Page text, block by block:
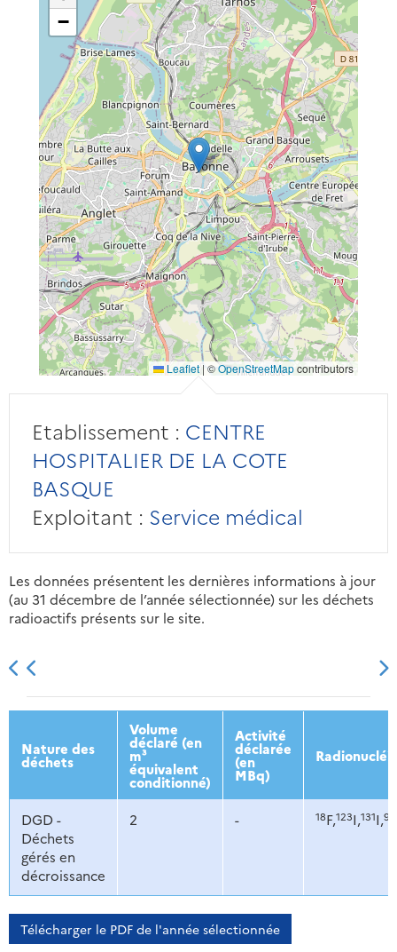
−
Leaflet | ©OpenStreetMapcontributors
Etablissement : CENTRE
HOSPITALIER DE LA COTE
BASQUE
Exploitant : Service médical
Les données présentent les dernières informations à jour
(au 31 décembre de l’année sélectionnée) sur les déchets
radioactifs présents sur le site.
2013 2014 2015 2016
Nature des
déchets
Volume
déclaré (en
m³
équivalent
conditionné)
Activité
déclarée
(en
MBq)
DGD -
Déchets
gérés en
décroissance
2 - 18F,123I,131I,
Télécharger le PDF de l'année sélectionnée